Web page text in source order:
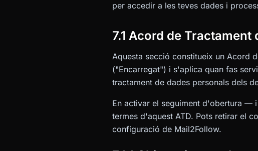
per accedir a les teves dades i
7.1 Acord de Tractament
Aquesta secció constitueix un Acord
("Encarregat") i s'aplica quan fas
tractament de dades personals dels
En activar el seguiment d'obertura —
termes d'aquest ATD. Pots retirar el
configuració de Mail2Follow.